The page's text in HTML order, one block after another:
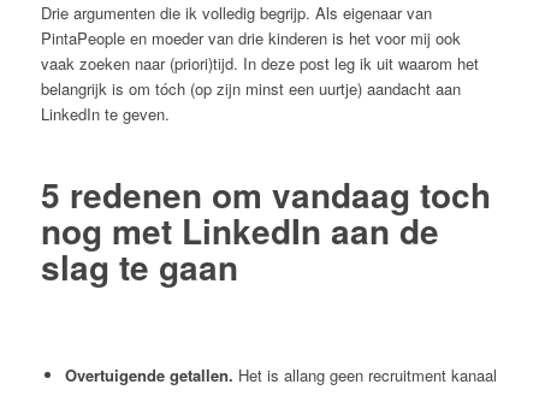
Drie argumenten die ik volledig begrijp. Als eigenaar van
PintaPeople en moeder van drie kinderen is het voor mij ook
vaak zoeken naar (priori)tijd. In deze post leg ik uit waarom het
belangrijk is om tóch (op zijn minst een uurtje) aandacht aan
LinkedIn te geven.
5 redenen om vandaag toch
nog met LinkedIn aan de
slag te gaan
Overtuigende getallen. Het is allang geen recruitment kanaal